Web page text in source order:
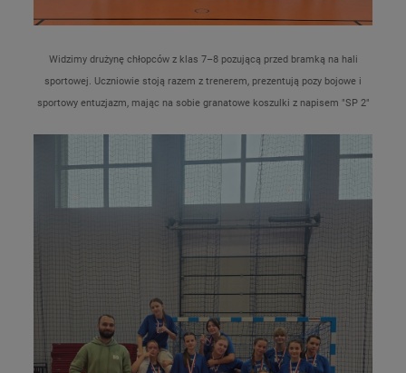
Widzimy drużynę chłopców z klas 7–8 pozującą przed bramką na hali
sportowej. Uczniowie stoją razem z trenerem, prezentują pozy bojowe i
sportowy entuzjazm, mając na sobie granatowe koszulki z napisem "SP 2"